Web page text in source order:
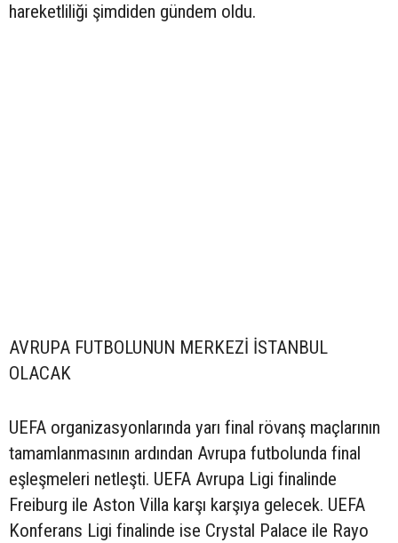
hareketliliği şimdiden gündem oldu.
AVRUPA FUTBOLUNUN MERKEZİ İSTANBUL
OLACAK
UEFA organizasyonlarında yarı final rövanş maçlarının
tamamlanmasının ardından Avrupa futbolunda final
eşleşmeleri netleşti. UEFA Avrupa Ligi finalinde
Freiburg ile Aston Villa karşı karşıya gelecek. UEFA
Konferans Ligi finalinde ise Crystal Palace ile Rayo